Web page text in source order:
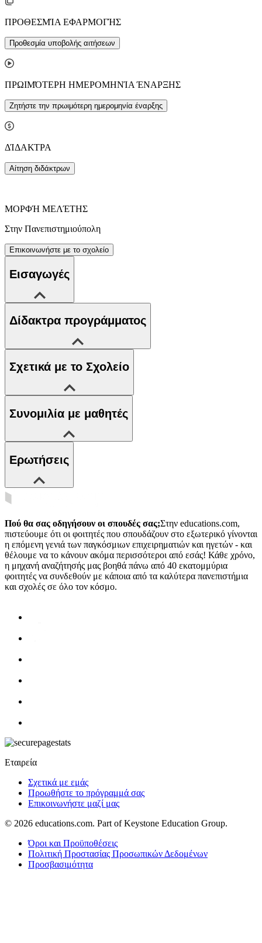
ΠΡΟΘΕΣΜΊΑ ΕΦΑΡΜΟΓΉΣ
Προθεσμία υποβολής αιτήσεων
ΠΡΩΙΜΌΤΕΡΗ ΗΜΕΡΟΜΗΝΊΑ ΈΝΑΡΞΗΣ
Ζητήστε την πρωιμότερη ημερομηνία έναρξης
ΔΊΔΑΚΤΡΑ
Αίτηση διδάκτρων
ΜΟΡΦΉ ΜΕΛΈΤΗΣ
Στην Πανεπιστημιούπολη
Επικοινωνήστε με το σχολείο
Εισαγωγές
Δίδακτρα προγράμματος
Σχετικά με το Σχολείο
Συνομιλία με μαθητές
Ερωτήσεις
Πού θα σας οδηγήσουν οι σπουδές σας;Στην educations.com,
πιστεύουμε ότι οι φοιτητές που σπουδάζουν στο εξωτερικό γίνονται
η επόμενη γενιά των παγκόσμιων επιχειρηματιών και ηγετών - και
θέλουμε να το κάνουν ακόμα περισσότεροι από εσάς! Κάθε χρόνο,
η μηχανή αναζήτησής μας βοηθά πάνω από 40 εκατομμύρια
φοιτητές να συνδεθούν με κάποια από τα καλύτερα πανεπιστήμια
και σχολές σε όλο τον κόσμο.
Εταιρεία
Σχετικά με εμάς
Προωθήστε το πρόγραμμά σας
Επικοινωνήστε μαζί μας
© 2026 educations.com. Part of Keystone Education Group.
Όροι και Προϋποθέσεις
Πολιτική Προστασίας Προσωπικών Δεδομένων
Προσβασιμότητα